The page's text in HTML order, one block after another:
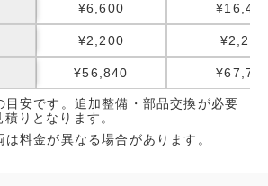
¥6,600
¥2,200 ¥2,200
¥56,840
安です。追加整備・部品交換が必要
りとなります。
料金が異なる場合があります。